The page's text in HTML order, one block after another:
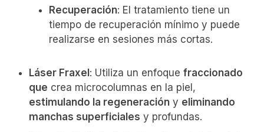
Recuperación: El tratamiento tiene un
tiempo de recuperación mínimo y puede
realizarse en sesiones más cortas.
Láser Fraxel : Utiliza un enfoque fraccionado
que crea microcolumnas en la piel,
estimulando la regeneración y eliminando
manchas superficiales y profundas.